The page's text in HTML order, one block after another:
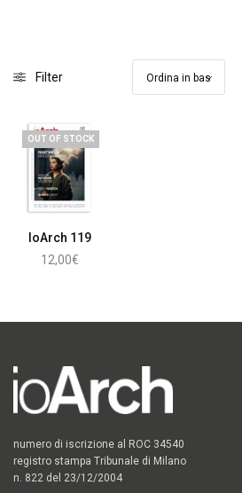
Filter
OUT OF STOCK
IoArch 119
12,00€
numero di iscrizione al ROC 34540
registro stampa Tribunale di Milano
n. 822 del 23/12/2004